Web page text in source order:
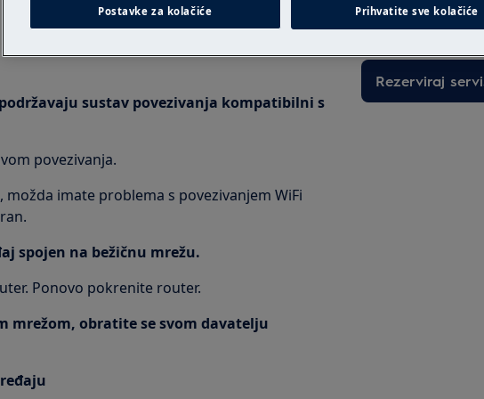
sustav povezivanja kompatibilni s
povezivanja.
imate problema s povezivanjem WiFi
spojen na bežičnu mrežu.
Ponovo pokrenite router.
mrežom, obratite se svom davatelju
intervenciju po
Rezerviraj
Postavke za kolačiće Prihvatite sve kolačiće